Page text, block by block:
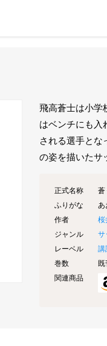
飛高蒼士は小学
はベンチにも入
される選手とな
の姿を描いたサ
正式名称
蒼
ふりがな
あ
作者
桜
ジャンル
サ
レーベル
講
巻数
既
関連商品